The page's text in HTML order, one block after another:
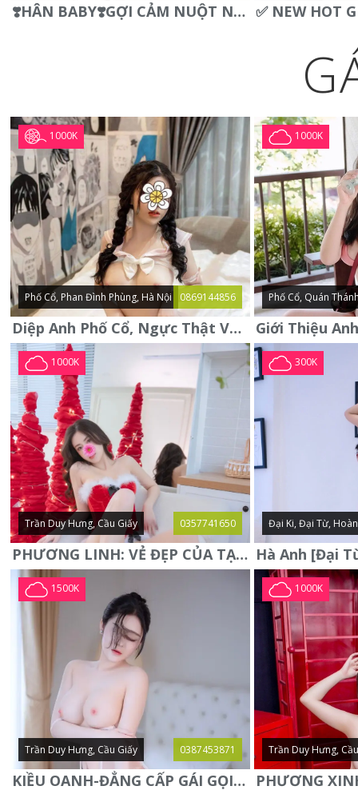
❣️HÂN BABY❣️GỢI CẢM NUỘT NÀ DÁNG SON XINH XINH QUYẾN RŨ
1000K
Phố Cổ, Phan Đình Phùng, Hà Nội 0869144856
Diệp Anh Phố Cổ, Ngực Thật Vú To Thơm Tho Quyến Rũ
1000K
Phố Cổ, Quán
1000K
Trần Duy Hưng, Cầu Giấy 0357741650
PHƯƠNG LINH: VẺ ĐẸP CỦA TẠO HÓA, XINH ĐẸP, SEXY, QUYỄN RŨ
300K
Đại Ki, Đại Từ,
1500K
Trần Duy Hưng, Cầu Giấy 0387453871
KIỀU OANH-ĐẲNG CẤP GÁI GỌI XINH SANG-NGOAN NGOÃN
1000K
Trần Duy Hưng,